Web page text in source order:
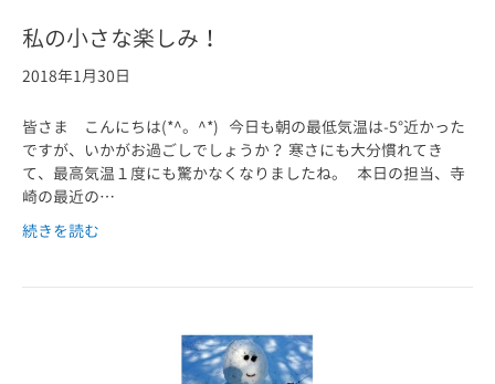
私の小さな楽しみ！
2018年1月30日
皆さま こんにちは(*^。^*) 今日も朝の最低気温は-5°近かった
ですが、いかがお過ごしでしょうか？ 寒さにも大分慣れてき
て、最高気温１度にも驚かなくなりましたね。 本日の担当、寺
崎の最近の…
続きを読む